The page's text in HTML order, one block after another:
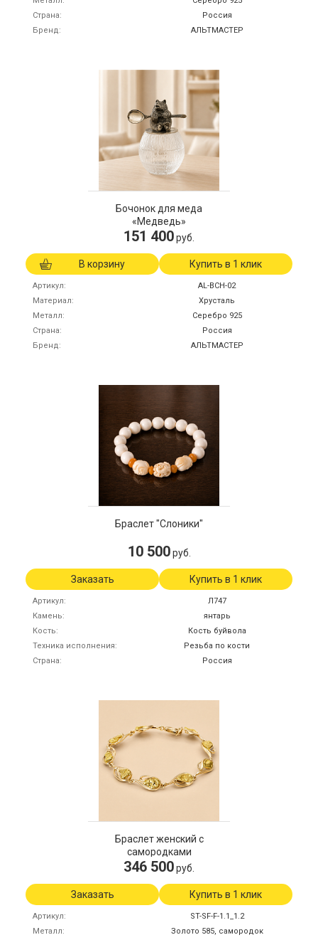
Страна
Россия
Бренд
АЛЬТМАСТЕР
Бочонок для меда
«Медведь»
151 400руб.
В корзину Купить в 1 клик
Артикул
AL-BCH-02
Материал
Хрусталь
Металл
Серебро 925
Страна
Россия
Бренд
АЛЬТМАСТЕР
Браслет "Слоники"
10 500 руб.
Заказать Купить в 1 клик
Артикул
Л747
Камень
янтарь
Кость
Кость буйвола
Техника исполнения
Резьба по кости
Страна
Россия
Браслет женский с
самородками
346 500руб.
Заказать Купить в 1 клик
Артикул
ST-SF-F-1.1_1.2
Металл
Золото 585, самородок